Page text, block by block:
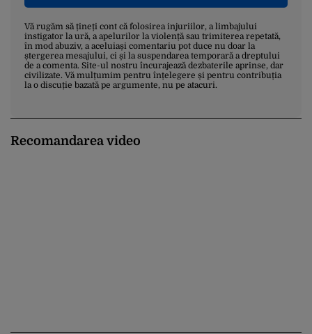
Vă rugăm să țineți cont că folosirea injuriilor, a limbajului
instigator la ură, a apelurilor la violență sau trimiterea repetată,
în mod abuziv, a aceluiași comentariu pot duce nu doar la
ștergerea mesajului, ci și la suspendarea temporară a dreptului
de a comenta. Site-ul nostru încurajează dezbaterile aprinse, dar
civilizate. Vă mulțumim pentru înțelegere și pentru contribuția
la o discuție bazată pe argumente, nu pe atacuri.
Recomandarea video